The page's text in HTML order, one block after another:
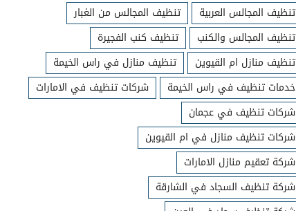
تنظيف المجالس العربية
تنظيف المجالس من الغبار
تنظيف المجالس والكنب
تنظيف كنب الفجيرة
تنظيف منازل ام القيوين
تنظيف منازل في راس الخيمة
خدمات تنظيف في راس الخيمة
شركات تنظيف في الامارات
شركات تنظيف في عجمان
شركات تنظيف منازل في ام القيوين
شركة تعقيم منازل الامارات
شركة تنظيف السجاد في الشارقة